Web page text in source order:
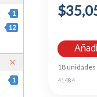
1
12
1
18 unidades
41484